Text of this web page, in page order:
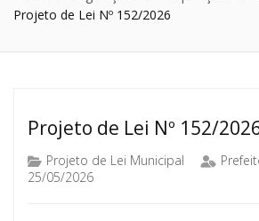
Projeto de Lei Nº 152/2026
Projeto de Lei Nº 152/
Projeto de Lei Municipal
25/05/2026